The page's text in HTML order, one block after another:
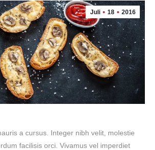
Juli 18 2016
a cursus. Integer nibh velit, molestie
facilisis orci. Vivamus vel imperdiet